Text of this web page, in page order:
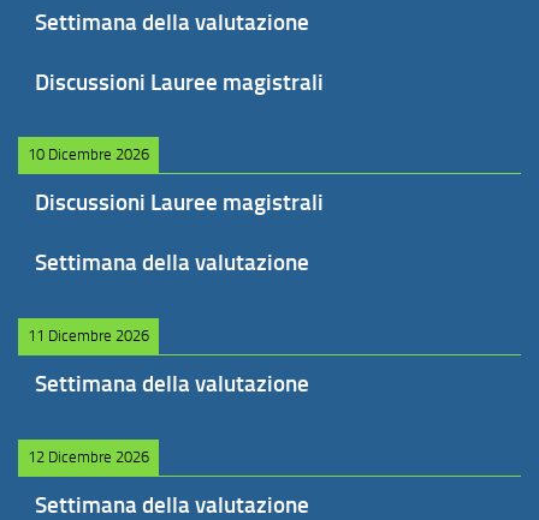
Settimana della valutazione
Discussioni Lauree magistrali
10 Dicembre 2026
Discussioni Lauree magistrali
Settimana della valutazione
11 Dicembre 2026
Settimana della valutazione
12 Dicembre 2026
Settimana della valutazione